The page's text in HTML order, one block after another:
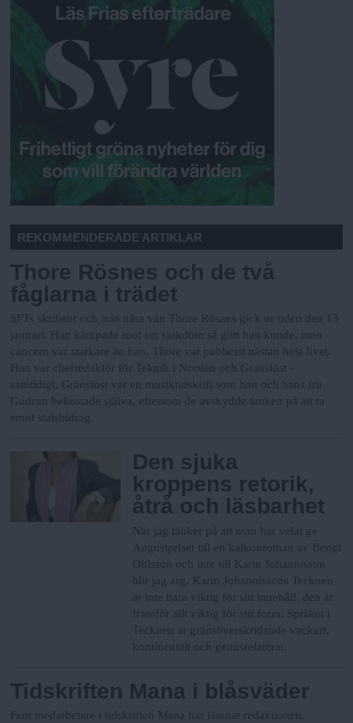
REKOMMENDERADE ARTIKLAR
Thore Rösnes och de två
fåglarna i trädet
SFTs skribent och min nära vän Thore Rösnes gick ur tiden den 13
januari.
Han kämpade mot sin sjukdom så gott han kunde, men
cancern var starkare än han. Thore var publicist nästan hela livet.
Han var chefredaktör för Teknik i Norden och Gränslöst -
samtidigt. Gränslöst var en musiktidskrift som han och hans fru
Gudrun bekostade själva, eftersom de avskydde tanken på att ta
emot statsbidrag.
Den sjuka
kroppens retorik,
åtrå och läsbarhet
När jag tänker på att man har velat ge
Augustpriset till en kalkonroman av Bengt
Ohlsson och inte till Karin Johannisson
blir jag arg. Karin Johannissons Tecknen
är inte bara viktig för sitt innehåll, den är
framför allt viktig för sin form. Språket i
Tecknen är gränsöverskridande vackert,
kontinentalt och genusrelaterat.
Tidskriften Mana i blåsväder
Fem medarbetare i tidskriften Mana har lämnat redaktionen.